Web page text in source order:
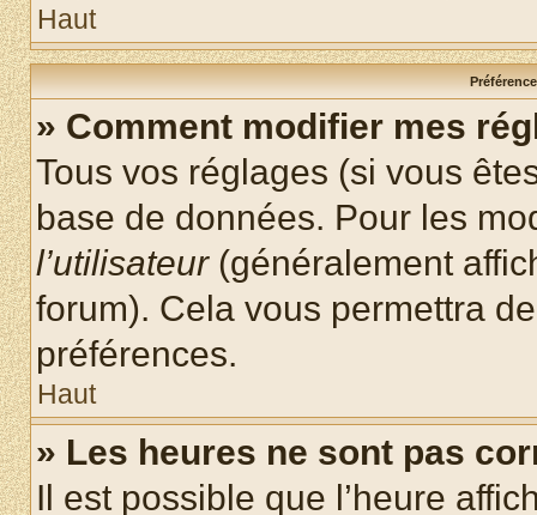
Haut
» Comment modifier mes
Tous vos réglages (si vous
base de données. Pour les
l’utilisateur(généralement
forum). Cela vous permettra
préférences.
Haut
» Les heures ne sont pas
Il est possible que l’heure